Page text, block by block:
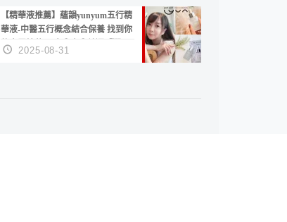
【精華液推薦】蘊韻yunyum五行精
華液-中醫五行概念結合保養 找到你
的專屬精華！ 水㊀土㊀就選「潤・
賦精華」維持肌膚剛剛好的平衡
2025-08-31